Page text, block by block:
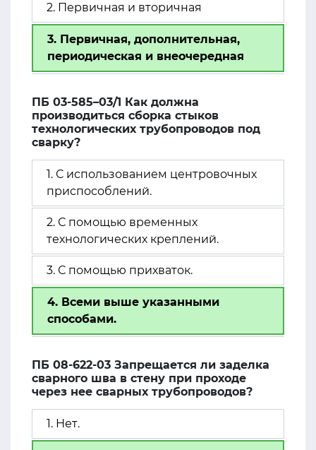
2. Первичная и вторичная
3. Первичная, дополнительная,
периодическая и внеочередная
ПБ 03-585–03/1 Как должна
производиться сборка стыков
технологических трубопроводов под
сварку?
1. С использованием центровочных
приспособлений.
2. С помощью временных
технологических креплений.
3. С помощью прихваток.
4. Всеми выше указанными
способами.
ПБ 08-622-03 Запрещается ли заделка
сварного шва в стену при проходе
через нее сварных трубопроводов?
1. Нет.